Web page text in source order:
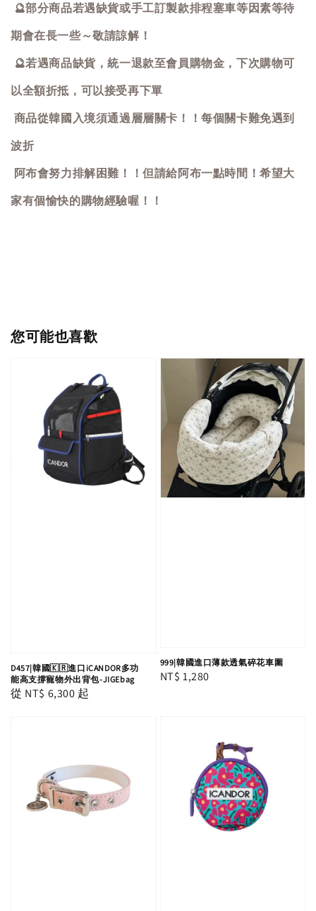
🔮部分商品若遇缺貨或手工訂製款排程塞車等因素等待
期會在長一些～敬請諒解！
🔮若遇商品缺貨，統一退款至會員購物金，下次購物可
以全額折抵，可以接受再下單
商品從韓國入境須通過層層關卡！！每個關卡難免遇到
波折
阿布會努力排解困難！！但請給阿布一點時間！希望大
家有個愉快的購物經驗喔！！
您可能也喜歡
D457|韓國🇰🇷進口iCANDOR多功
能高支撐寵物外出背包-JIGEbag
Regular
從 NT$ 6,300 起
999|韓國進口薄款透氣碎花車圍
Regular
NT$ 1,280